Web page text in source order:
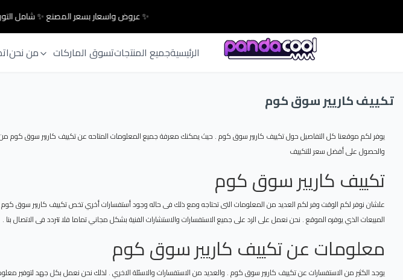
✨ عروض واسعار بسعر المصنع ✨ شامل التوريد
الرئيسيةجميع المنتجاتتسوق الماركات من نحن
تكييف كاريير سوق كوم
يوفر لكم موقعنا كل التفاصيل حول تكييف كاريير سوق كوم . حيث يمكنك معرفة جميع المعلومات المتاحه عن تكييف كاريير سوق كوم من
والحصول على أفضل سعر للتكييف
تكييف كاريير سوق كوم
علشان نوفر لكم الوقت وفر لكم العديد من المعلومات التى تحتاجه ومع ذلك فى حاله وجود أستفسارات أخري تخص تكييف كاريير سوق
المبيعات الذي يوفره الموقع . نحن نعمل على الرد على جميع الاستفسارات والاستشارات الفنية بشكل مجاني تماما فلا تتردد فى الاتصال بنا .
معلومات عن تكييف كاريير سوق كوم
يوجد الكثير من الاستفسارات عن تكييف كاريير سوق كوم . والعديد من الاستفسارات والاسئلة الاخري . لذلك نحن نعمل بكل جهد لتوفير